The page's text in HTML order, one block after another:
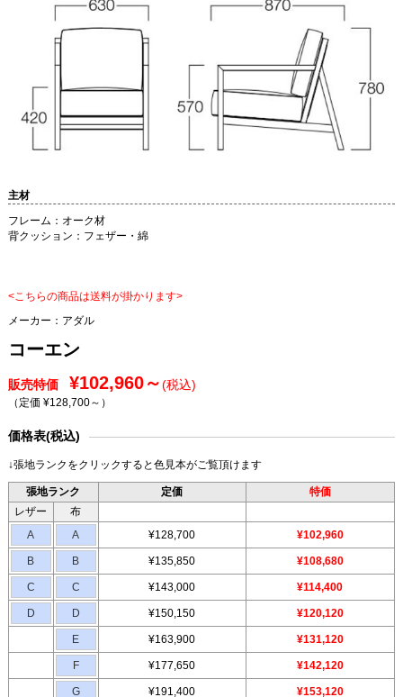
主材
フレーム：オーク材
背クッション：フェザー・綿
<こちらの商品は送料が掛かります>
メーカー： アダル
コーエン
販売特価 ¥102,960～(税込)
（定価 ¥128,700～ ）
価格表(税込)
↓張地ランクをクリックすると色見本がご覧頂けます
張地ランク 定価
特価
レザー
布
A
A ¥128,700 ¥102,960
B B ¥135,850 ¥108,680
C C ¥143,000 ¥114,400
D D ¥150,150 ¥120,120
E ¥163,900 ¥131,120
F ¥177,650 ¥142,120
G ¥191,400 ¥153,120